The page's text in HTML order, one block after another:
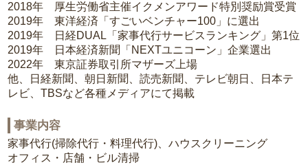
2018年 厚生労働省主催イクメンアワード特別奨励賞受賞
2019年 東洋経済「すごいベンチャー100」に選出
2019年 日経DUAL「家事代行サービスランキング」第1位
2019年 日本経済新聞「NEXTユニコーン」企業選出
2022年 東京証券取引所マザーズ上場
他、日経新聞、朝日新聞、読売新聞、テレビ朝日、日本テ
レビ、TBSなど各種メディアにて掲載
事業内容
家事代行(掃除代行・料理代行)、ハウスクリーニング
オフィス・店舗・ビル清掃